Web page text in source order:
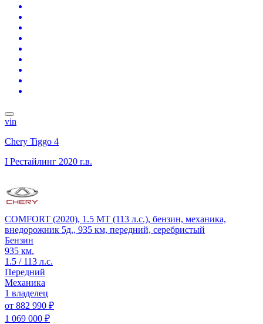
vin
Chery Tiggo 4
I Рестайлинг 2020 г.в.
COMFORT (2020), 1.5 MT (113 л.с.), бензин, механика,
внедорожник 5д., 935 км, передний, серебристый
Бензин
935 км.
1.5 / 113 л.с.
Передний
Механика
1 владелец
от 882 990 ₽
1 069 000 ₽